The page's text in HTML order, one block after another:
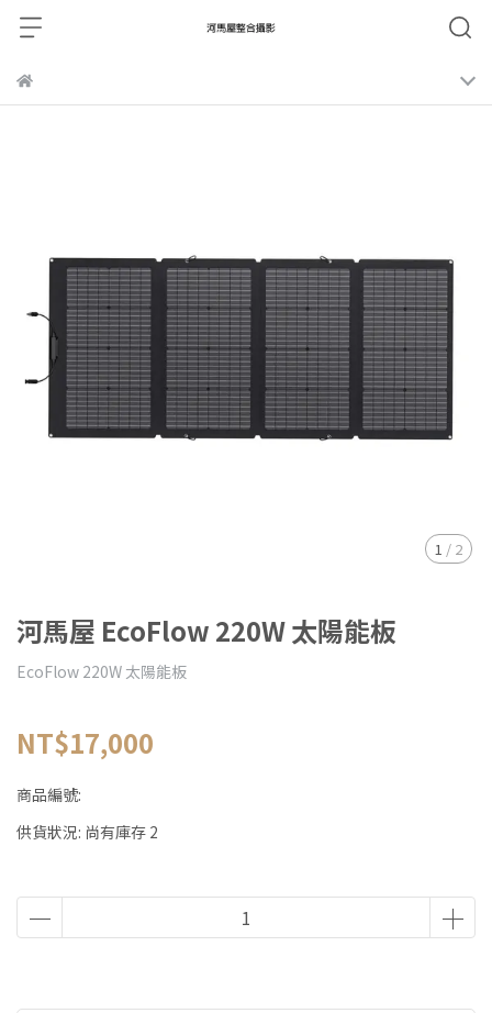
1 / 2
河馬屋 EcoFlow 220W 太陽能板
EcoFlow 220W 太陽能板
NT$17,000
商品編號:
供貨狀況: 尚有庫存 2